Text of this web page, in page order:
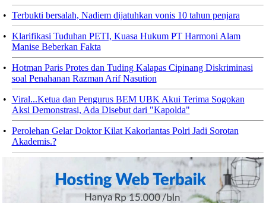
• Terbukti bersalah, Nadiem dijatuhkan vonis 10 tahun penjara
• Klarifikasi Tuduhan PETI, Kuasa Hukum PT Harmoni Alam
Manise Beberkan Fakta
• Hotman Paris Protes dan Tuding Kalapas Cipinang Diskriminasi
soal Penahanan Razman Arif Nasution
• Viral...Ketua dan Pengurus BEM UBK Akui Terima Sogokan
Aksi Demonstrasi, Ada Disebut dari "Kapolda"
• Perolehan Gelar Doktor Kilat Kakorlantas Polri Jadi Sorotan
Akademis.?